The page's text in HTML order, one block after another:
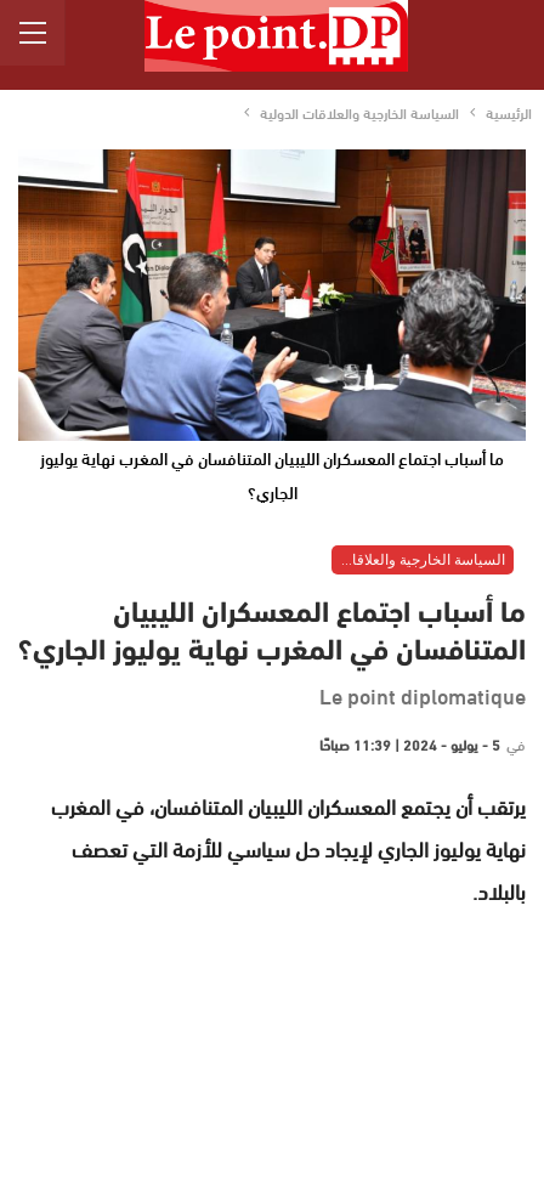
الرئيسية السياسة الخارجية والعلاقات الدولية
ما أسباب اجتماع المعسكران الليبيان المتنافسان في المغرب نهاية يوليوز
الجاري؟
ما أسباب اجتماع المعسكران الليبيان
المتنافسان في المغرب نهاية يوليوز الجاري؟
Le point diplomatique
في 5 - يوليو - 2024 | 11:39 صباحًا
يرتقب أن يجتمع المعسكران الليبيان المتنافسان، في المغرب
نهاية يوليوز الجاري لإيجاد حل سياسي للأزمة التي تعصف
بالبلاد.